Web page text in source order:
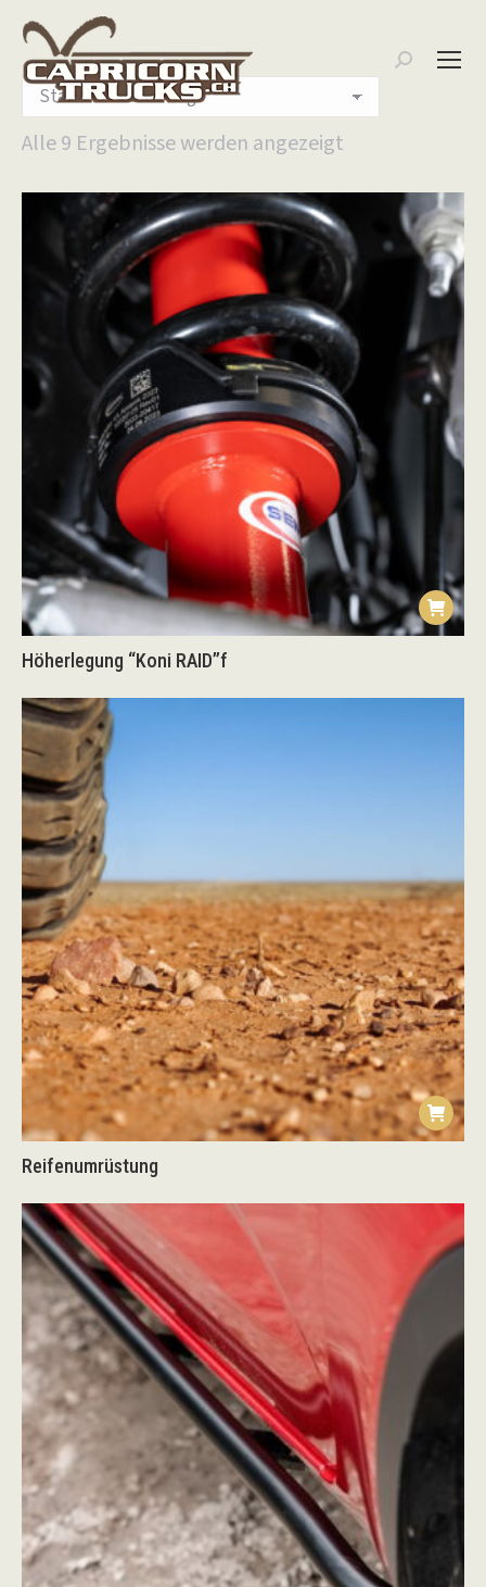
Search:
Alle 9 Ergebnisse werden angezeigt
Höherlegung “Koni RAID”f
Reifenumrüstung